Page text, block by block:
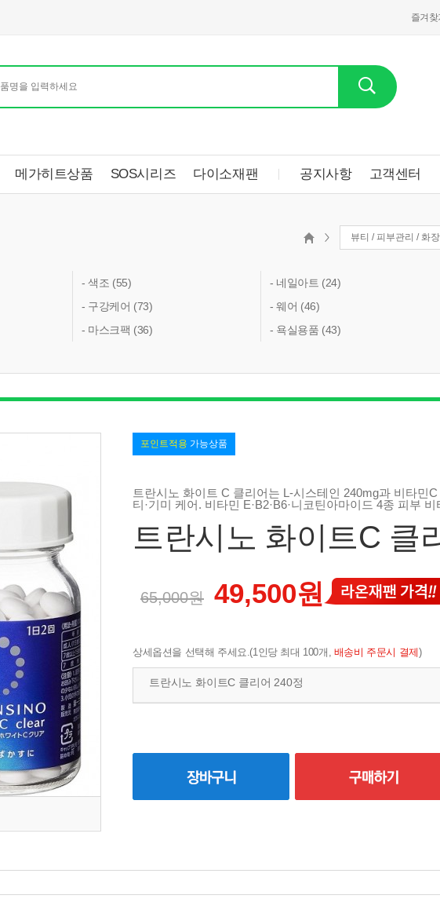
즐겨찾
메가히트상품 SOS시리즈 다이소재팬 공지사항 고객센터
뷰티 / 피부관리 / 화
- 색조 (55) - 네일아트 (24)
- 구강케어 (73)
- 웨어 (46)
- 마스크팩 (36)
- 욕실용품 (43)
포인트적용 가능상품
트란시노 화이트 C 클리어는 L-시스테인 240mg과 비타민
티·기미 케어. 비타민 E·B2·B6·니코틴아마이드 4종 피부
트란시노 화이트C 클
65,000원 49,500원
상세옵션을 선택해 주세요.(1인당 최대 100개, 배송비 주문시 결제)
트란시노 화이트C 클리어 240정